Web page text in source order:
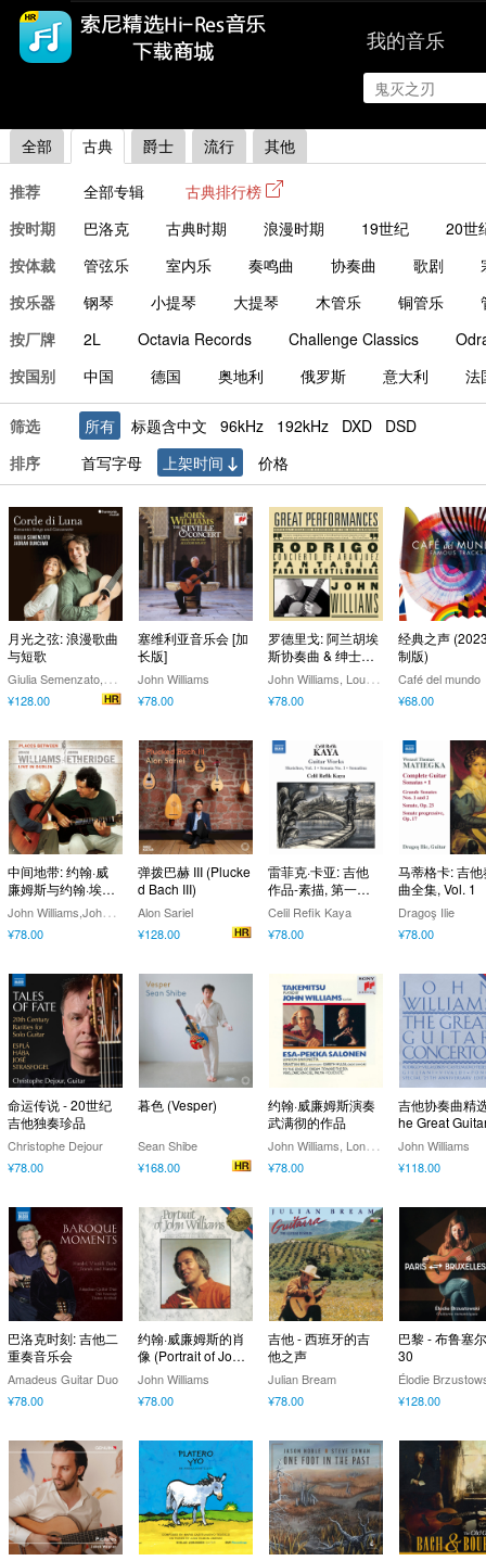
我的音乐
首页 |
全部 古典 爵士 流行 其他
推荐 全部专辑
古典排行榜
按时期
巴洛克 古典时期 浪漫时期 19世纪
20世
按体裁
管弦乐 室内乐 奏鸣曲 协奏曲 歌剧
按乐器
钢琴 小提琴 大提琴 木管乐 铜管乐
按厂牌
2L Octavia Records Challenge Classics
按国别
中国 德国 奥地利 俄罗斯 意大利 法
筛选 所有 标题含中文 96kHz 192kHz DXD
DSD
排序
首写字母 上架时间 价格
月光之弦: 浪漫歌曲
与短歌
G
iulia Semenzato,Jadran Duncumb
¥128.00
塞维利亚音乐会 [加
长版]
John Williams
¥78.00
罗德里戈: 阿兰胡埃
斯协奏曲 & 绅士幻
想曲 - 阿尔贝尼斯:
吉他改编作品集
J
ohn Williams, Louis Frémaux, The Philharmonia Orchestra
¥78.00
经典之声
制版)
Café del mundo
¥68.00
中间地带: 约翰·威
廉姆斯与约翰·埃瑟
里奇都柏林现场 J
ohn Williams,John Etheridge
¥78.00
弹拨巴赫 III (Plucke
d Bach III)
Alon Sariel
¥128.00
雷菲克·卡亚: 吉他
作品-素描, 第一卷 /
第一号奏鸣曲 / 小
奏鸣曲
Celil Refik Kaya
¥78.00
马蒂格卡: 吉他
曲全集, Vol. 1
Dragoş Ilie
¥78.00
命运传说 - 20世纪
吉他独奏珍品
Christophe Dejour
¥78.00
暮色 (Vesper)
Sean Shibe
¥168.00
约翰·威廉姆斯演奏
武满彻的作品
J
ohn Williams, London Sinfonietta, Esa-Pekka Salonen
¥78.00
吉他协奏曲精
he Great
ncertos)
John Williams
¥118.00
巴洛克时刻: 吉他二
重奏音乐会
Amadeus Guitar Duo
¥78.00
约翰·威廉姆斯的肖
像 (Portrait of John
Williams)
John Williams
¥78.00
吉他 - 西班牙的吉
他之声
Julian Bream
¥78.00
巴黎 - 布鲁塞
30
Élodie
¥128.00